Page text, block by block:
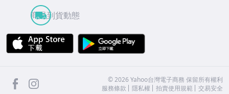
商品到貨動態
APP Store
facebook ©2026 Yahoo台灣電子商務 保留所有權利
服務條款
隱私權 拍賣使用規範 交易安全